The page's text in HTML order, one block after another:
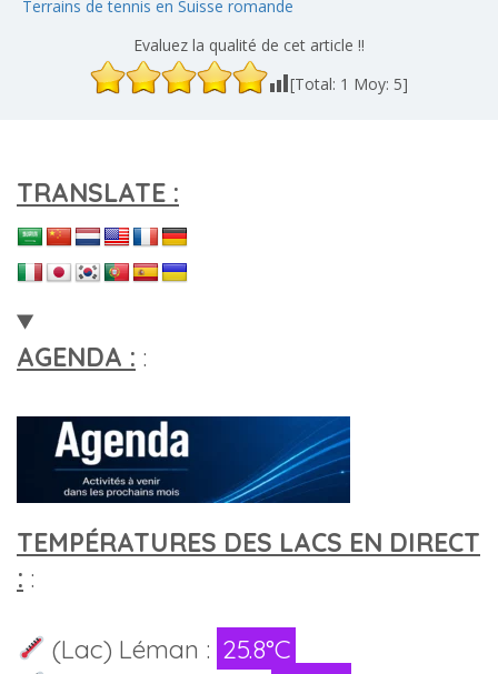
Terrains de tennis en Suisse romande
Evaluez la qualité de cet article !!
[Total: 1 Moy: 5]
TRANSLATE :
AGENDA : :
TEMPÉRATURES DES LACS EN DIRECT
: :
(Lac) Léman : 25.8°C